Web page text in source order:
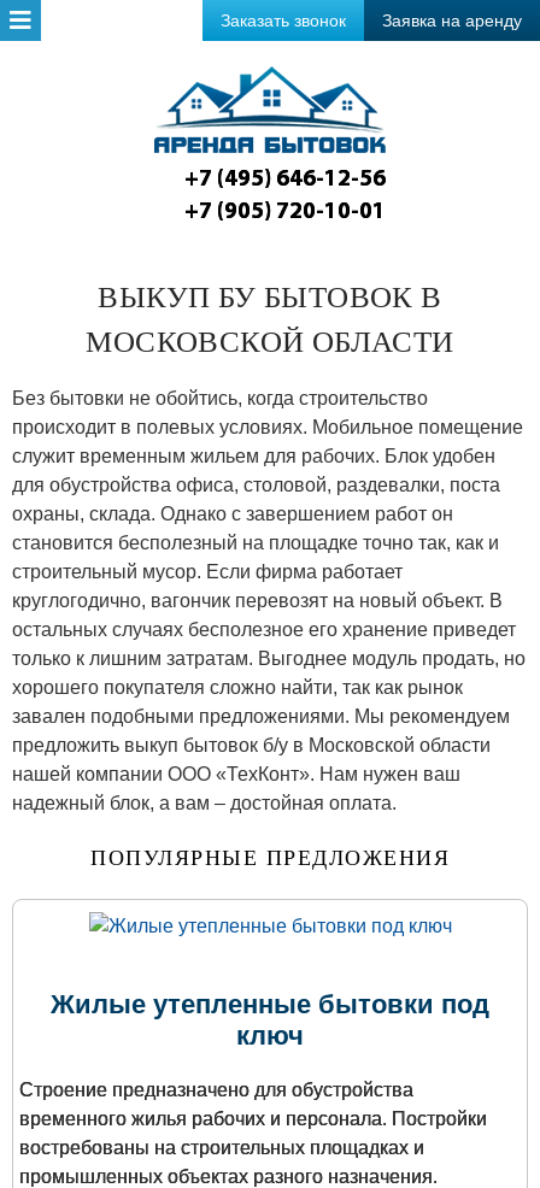
+7 (495) 646-12-56
+7 (905) 720-10-01
Заказать звонок Заявка на аренду
ВЫКУП БУ БЫТОВОК В
МОСКОВСКОЙ ОБЛАСТИ
Без бытовки не обойтись, когда строительство
происходит в полевых условиях. Мобильное помещение
служит временным жильем для рабочих. Блок удобен
для обустройства офиса, столовой, раздевалки, поста
охраны, склада. Однако с завершением работ он
становится бесполезный на площадке точно так, как и
строительный мусор. Если фирма работает
круглогодично, вагончик перевозят на новый объект. В
остальных случаях бесполезное его хранение приведет
только к лишним затратам. Выгоднее модуль продать, но
хорошего покупателя сложно найти, так как рынок
завален подобными предложениями. Мы рекомендуем
предложить выкуп бытовок б/у в Московской области
нашей компании ООО «ТехКонт». Нам нужен ваш
надежный блок, а вам – достойная оплата.
ПОПУЛЯРНЫЕ ПРЕДЛОЖЕНИЯ
Жилые утепленные бытовки под
ключ
Строение предназначено для обустройства
временного жилья рабочих и персонала. Постройки
востребованы на строительных площадках и
промышленных объектах разного назначения.